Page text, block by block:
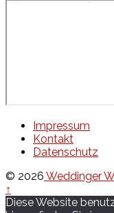
Impressum
Kontakt
Datenschutz
© 2026 Weddinger
↑
Diese Website